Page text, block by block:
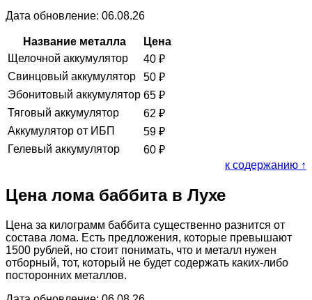
Дата обновление: 06.08.26
Название металла
Цена
Щелочной аккумулятор
40 ₽
Свинцовый аккумулятор
50 ₽
Эбонитовый аккумулятор 65 ₽
Тяговый аккумулятор
62 ₽
Аккумулятор от ИБП
59 ₽
Гелевый аккумулятор
60 ₽
к содержанию ↑
Цена лома баббита в Лухе
Цена за килограмм баббита существенно разнится от
состава лома. Есть предложения, которые превышают
1500 рублей, но стоит понимать, что и металл нужен
отборный, тот, который не будет содержать каких-либо
посторонних металлов.